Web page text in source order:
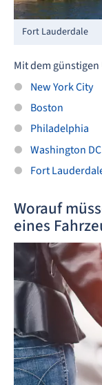
Fort Lauderdale
Mit dem günstigen
New York City
Boston
Philadelphia
Washington DC
Fort
Worauf
eines